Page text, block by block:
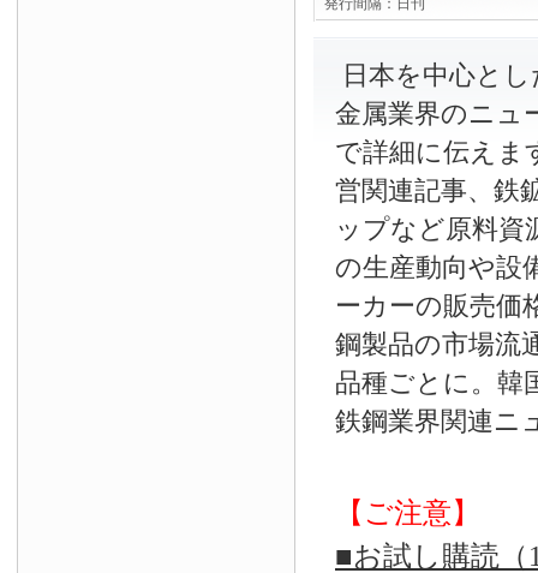
発行間隔： 日刊
日本を中心と
金属業界のニュ
で詳細に伝えま
営関連記事、鉄
ップなど原料資
の生産動向や設
ーカーの販売価
鋼製品の市場流
品種ごとに。韓
鉄鋼業界関連ニ
【ご注意】
■お試し購読（